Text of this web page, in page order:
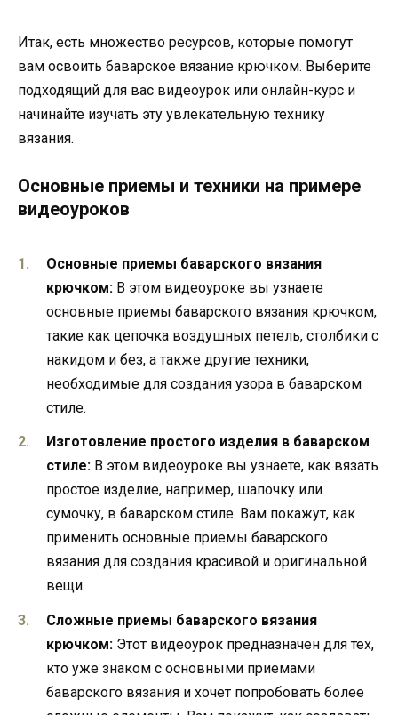
Итак, есть множество ресурсов, которые помогут
вам освоить баварское вязание крючком. Выберите
подходящий для вас видеоурок или онлайн-курс и
начинайте изучать эту увлекательную технику
вязания.
Основные приемы и техники на примере
видеоуроков
Основные приемы баварского вязания
крючком: В этом видеоуроке вы узнаете
основные приемы баварского вязания крючком,
такие как цепочка воздушных петель, столбики с
накидом и без, а также другие техники,
необходимые для создания узора в баварском
стиле.
Изготовление простого изделия в баварском
стиле: В этом видеоуроке вы узнаете, как вязать
простое изделие, например, шапочку или
сумочку, в баварском стиле. Вам покажут, как
применить основные приемы баварского
вязания для создания красивой и оригинальной
вещи.
Сложные приемы баварского вязания
крючком: Этот видеоурок предназначен для тех,
кто уже знаком с основными приемами
баварского вязания и хочет попробовать более